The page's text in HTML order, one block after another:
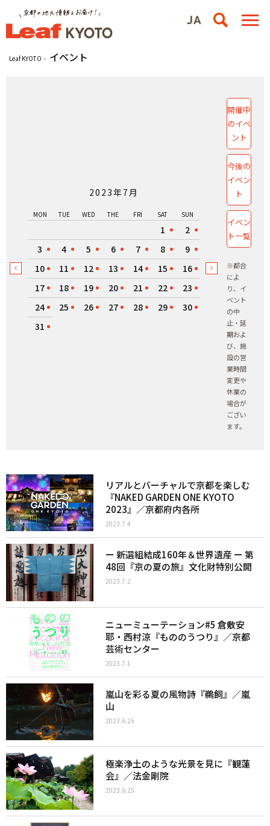
Leaf KYOTO イベント
2023年7月
MON TUE WED THE FRI SAT SUN
1
2
3
4 5 6 7 8
9
10
11 12 13 14 15
16
17
18 19 20 21 22
23
24
25 26 27 28 29
30
31
開催中
のイベ
ント
今後の
イベン
ト
イベン
ト一覧
※都合
によ
り、イ
ベント
の中
止・延
期およ
び、施
設の営
業時間
変更や
休業の
場合が
ござい
ます。
リアルとバーチャルで京都を楽しむ
『NAKED GARDEN ONE KYOTO
2023』／京都府内各所
2023.7.4
ー 新選組結成160年＆世界遺産 ー 第
48回『京の夏の旅』文化財特別公開
2023.7.2
ニューミューテーション#5 倉敷安
耶・西村涼『もののうつり』／京都
芸術センター
2023.7.1
嵐山を彩る夏の風物詩『鵜飼』／嵐
山
2023.6.25
極楽浄土のような光景を見に『観蓮
会』／法金剛院
2023.6.25